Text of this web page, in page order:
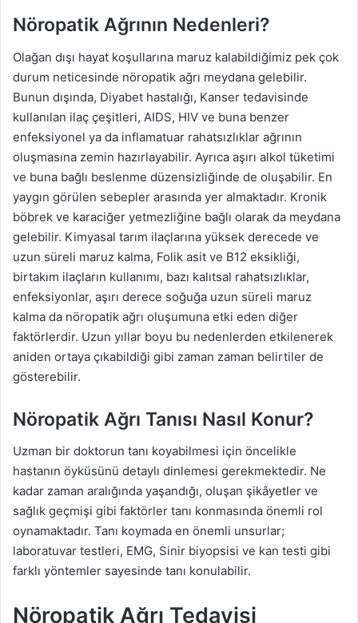
Nöropatik Ağrının Nedenleri?
Olağan dışı hayat koşullarına maruz kalabildiğimiz pek çok
durum neticesinde nöropatik ağrı meydana gelebilir.
Bunun dışında, Diyabet hastalığı, Kanser tedavisinde
kullanılan ilaç çeşitleri, AIDS, HIV ve buna benzer
enfeksiyonel ya da inflamatuar rahatsızlıklar ağrının
oluşmasına zemin hazırlayabilir. Ayrıca aşırı alkol tüketimi
ve buna bağlı beslenme düzensizliğinde de oluşabilir. En
yaygın görülen sebepler arasında yer almaktadır. Kronik
böbrek ve karaciğer yetmezliğine bağlı olarak da meydana
gelebilir. Kimyasal tarım ilaçlarına yüksek derecede ve
uzun süreli maruz kalma, Folik asit ve B12 eksikliği,
birtakım ilaçların kullanımı, bazı kalıtsal rahatsızlıklar,
enfeksiyonlar, aşırı derece soğuğa uzun süreli maruz
kalma da nöropatik ağrı oluşumuna etki eden diğer
faktörlerdir. Uzun yıllar boyu bu nedenlerden etkilenerek
aniden ortaya çıkabildiği gibi zaman zaman belirtiler de
gösterebilir.
Nöropatik Ağrı Tanısı Nasıl Konur?
Uzman bir doktorun tanı koyabilmesi için öncelikle
hastanın öyküsünü detaylı dinlemesi gerekmektedir. Ne
kadar zaman aralığında yaşandığı, oluşan şikâyetler ve
sağlık geçmişi gibi faktörler tanı konmasında önemli rol
oynamaktadır. Tanı koymada en önemli unsurlar;
laboratuvar testleri, EMG, Sinir biyopsisi ve kan testi gibi
farklı yöntemler sayesinde tanı konulabilir.
Nöropatik Ağrı Tedavisi